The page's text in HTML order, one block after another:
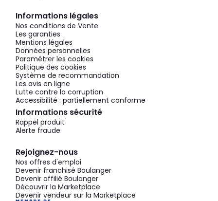
Informations légales
Nos conditions de Vente
Les garanties
Mentions légales
Données personnelles
Paramétrer les cookies
Politique des cookies
Système de recommandation
Les avis en ligne
Lutte contre la corruption
Accessibilité : partiellement conforme
Informations sécurité
Rappel produit
Alerte fraude
Rejoignez-nous
Nos offres d'emploi
Devenir franchisé Boulanger
Devenir affilié Boulanger
Découvrir la Marketplace
Devenir vendeur sur la Marketplace